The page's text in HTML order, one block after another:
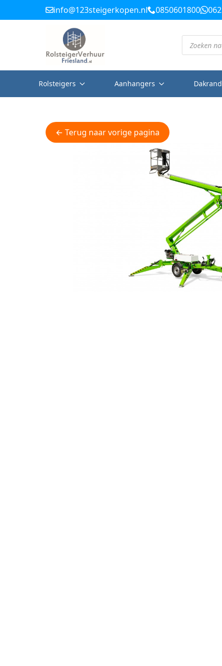
info@123steigerkopen.nl 0850601800
Producten
zoeken
Rolsteigers Aanhangers
← Terug naar vorige pagina